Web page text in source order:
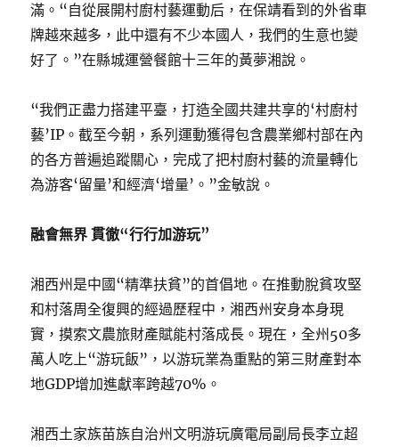
滿。“自從展開村廚村藝運動后，在保靖看到的外省車
牌越來越多，此中還有不少本國人，我們的生意也變
好了。”在縣城運營餐館十三年的黃夢湘說。
“我們正盡力搭建平臺，打造全國共建共享的‘村廚村
藝’IP。截至今朝，系列運動獲得包含農業鄉村部在內
的各方普遍追蹤關心，完成了把村廚村藝的流量轉化
為游客‘留量’和經濟‘增量’。”金敏說。
融會無界 貫徹“行行加游玩”
湘西州是中國“精準扶貧”的首倡地。在推動脫貧攻堅
和村落周全復興的經過歷程中，湘西州安身本身現
實，摸索文農旅財產賦能村落成長。現在，全州50多
萬人吃上“游玩飯”，以游玩業為重點的第三財產對本
地GDP增加進獻率跨越70%。
湘西土家族苗族自治州文明游玩廣電局副局長李立超